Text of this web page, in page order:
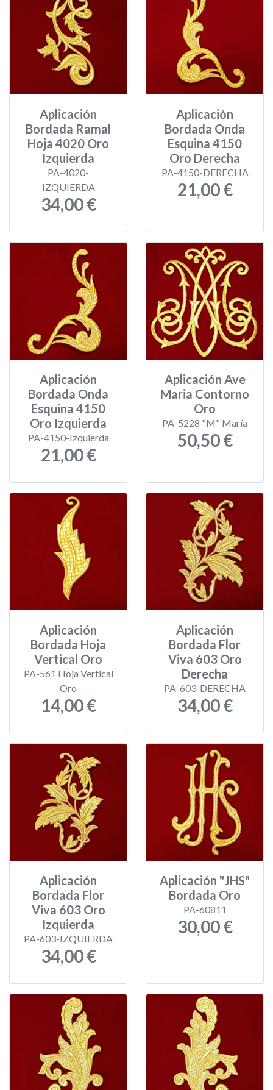
Aplicación
Bordada Ramal
Hoja 4020 Oro
Izquierda
PA-4020-
IZQUIERDA
34,00 €
Aplicación
Bordada Onda
Esquina 4150
Oro Derecha
PA-4150-DERECHA
21,00 €
Aplicación
Bordada Onda
Esquina 4150
Oro Izquierda
PA-4150-Izquierda
21,00 €
Aplicación Ave
Maria Contorno
Oro
PA-5228 "M" María
50,50 €
Aplicación
Bordada Hoja
Vertical Oro
PA-561 Hoja Vertical
Oro
14,00 €
Aplicación
Bordada Flor
Viva 603 Oro
Derecha
PA-603-DERECHA
34,00 €
Aplicación
Bordada Flor
Viva 603 Oro
Izquierda
PA-603-IZQUIERDA
34,00 €
Aplicación "JHS"
Bordada Oro
PA-60811
30,00 €